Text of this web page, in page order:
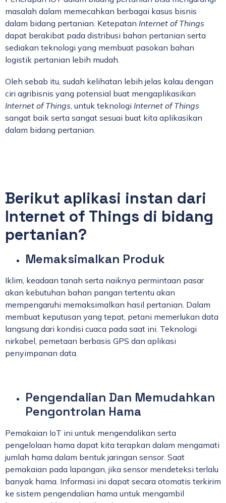
masalah dalam memecahkan berbagai kasus bisnis
dalam bidang pertanian. Ketepatan Internet of Things
dapat berakibat pada distribusi bahan pertanian serta
sediakan teknologi yang membuat pasokan bahan
logistik pertanian lebih mudah.
Oleh sebab itu, sudah kelihatan lebih jelas kalau dengan
ciri agribisnis yang potensial buat mengaplikasikan
Internet of Things, untuk teknologi Internet of Things
sangat baik serta sangat sesuai buat kita aplikasikan
dalam bidang pertanian.
Berikut aplikasi instan dari
Internet of Things di bidang
pertanian?
Memaksimalkan Produk
Iklim, keadaan tanah serta naiknya permintaan pasar
akan kebutuhan bahan pangan tertentu akan
mempengaruhi memaksimalkan hasil pertanian. Dalam
membuat keputusan yang tepat, petani memerlukan data
langsung dari kondisi cuaca pada saat ini. Teknologi
nirkabel, pemetaan berbasis GPS dan aplikasi
penyimpanan data.
Pengendalian Dan Memudahkan
Pengontrolan Hama
Pemakaian IoT ini untuk mengendalikan serta
pengelolaan hama dapat kita terapkan dalam mengamati
jumlah hama dalam bentuk jaringan sensor. Saat
pemakaian pada lapangan, jika sensor mendeteksi terlalu
banyak hama. Informasi ini dapat secara otomatis terkirim
ke sistem pengendalian hama untuk mengambil